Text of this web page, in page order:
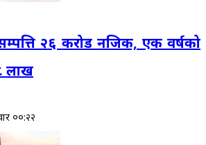
२६ करोड नजिक, एक वर्षको
लाख
००:२२